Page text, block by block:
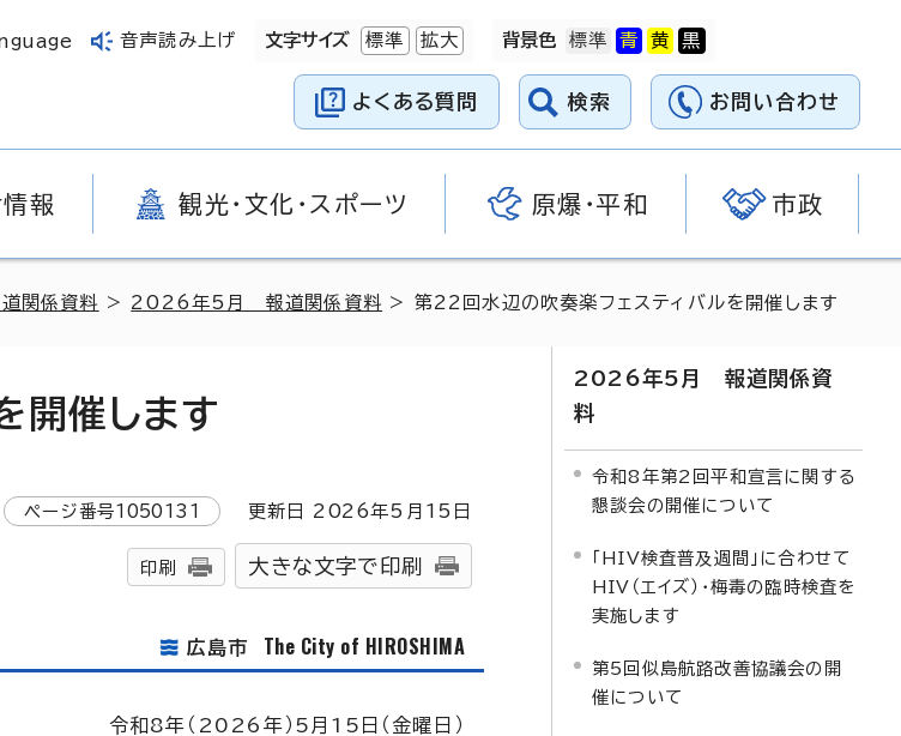
音声読み上げ 文字サイズ 標準 拡大 背景色
よくある質問 検索 お問い合わせ
報 観光・文化・スポーツ 原爆・平和 市政
関係資料 > 2026年5月 報道関係資料 > 第22回水辺の吹奏楽フェスティバルを開催します
開催します
ページ番号1050131 更新日 2026年5月 15 日
印刷 大きな文字で印刷
広島市 The City of HIROSHIMA
令和8年（2026年）5月15日（金曜日）
2026年5月 報道関係資
料
令和8年第2回平和宣言に関する
懇談会の開催について
「HIV検査普及週間」に合わせて
HIV（エイズ）・梅毒の臨時検査を
実施します
第5回似島航路改善協議会の開
催について